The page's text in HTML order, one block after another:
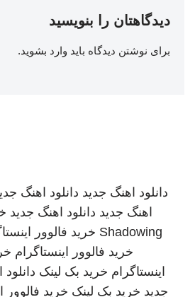
دیدگاهتان را بنویسید
برای نوشتن دیدگاه باید وارد بشوید.
دانلود اهنگ جدید دانلود اهنگ
اهنگ جدید دانلود اهنگ جدید
Shadowing خرید فالوور
خرید فالوور اینستاگرام
اینستاگرام خرید بک لینک
جدید خرید بک لینک خرید فالوور